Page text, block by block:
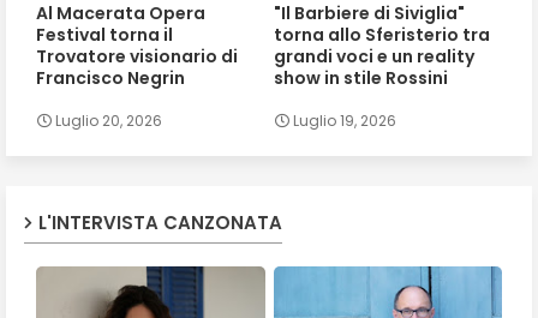
Al Macerata Opera
Festival torna il
Trovatore visionario di
Francisco Negrin
Luglio 20, 2026
"Il Barbiere di Siviglia"
torna allo Sferisterio tra
grandi voci e un reality
show in stile Rossini
Luglio 19, 2026
L'INTERVISTA CANZONATA